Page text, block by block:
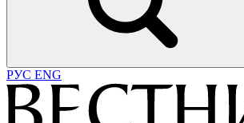
РУС ENG